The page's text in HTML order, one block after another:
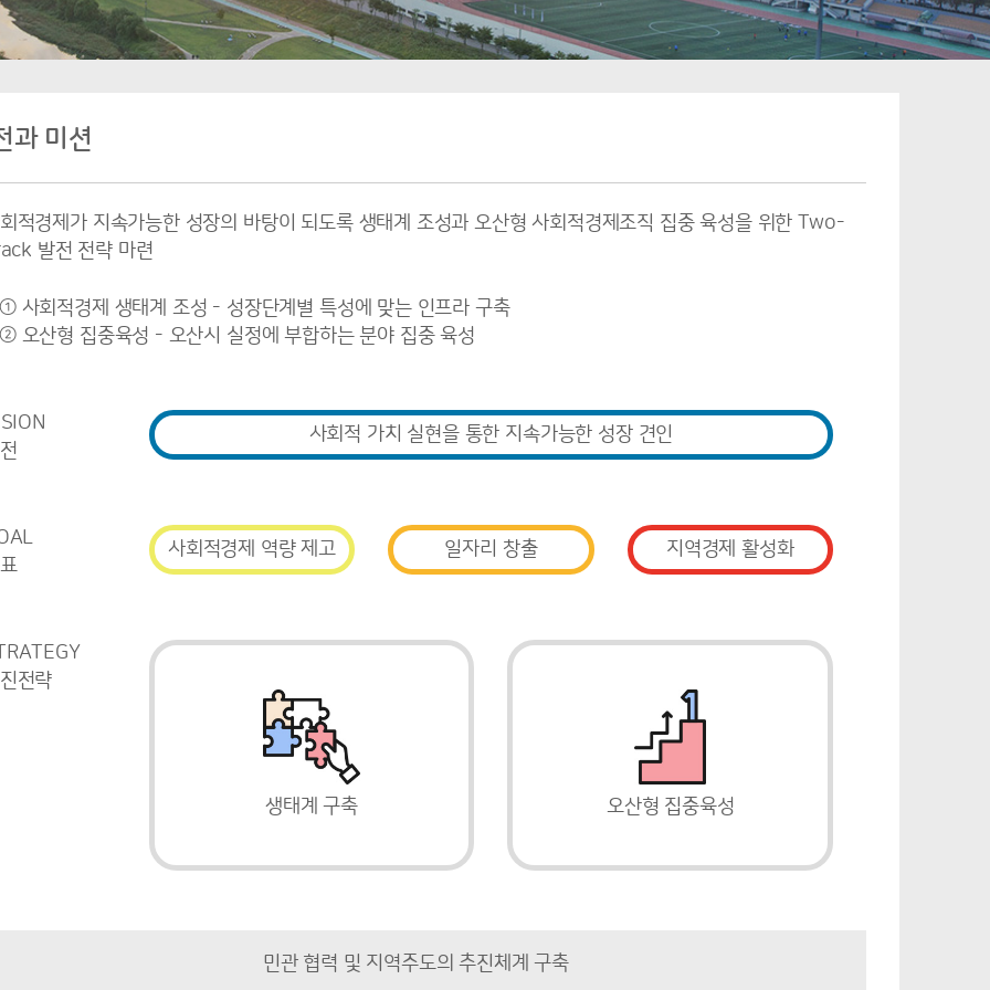
과 미션
적경제가 지속가능한 성장의 바탕이 되도록 생태계 조성과 오산형 사회적경제조직 집중 육성을 위한 Two-
발전 전략 마련
① 사회적경제 생태계 조성 - 성장단계별 특성에 맞는 인프라 구축
② 오산형 집중육성 - 오산시 실정에 부합하는 분야 집중 육성
사회적 가치 실현을 통한 지속가능한 성장 견인
사회적경제 역량 제고 일자리 창출 지역경제 활성화
전략
생태계 구축 오산형 집중육성
민관 협력 및 지역주도의 추진체계 구축